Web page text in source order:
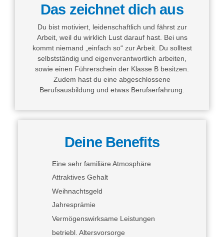
Das zeichnet dich aus
Du bist motiviert, leidenschaftlich und fährst zur
Arbeit, weil du wirklich Lust darauf hast. Bei uns
kommt niemand „einfach so“ zur Arbeit. Du solltest
selbstständig und eigenverantwortlich arbeiten,
sowie einen Führerschein der Klasse B besitzen.
Zudem hast du eine abgeschlossene
Berufsausbildung und etwas Berufserfahrung.
Deine Benefits
Eine sehr familiäre Atmosphäre
Attraktives Gehalt
Weihnachtsgeld
Jahresprämie
Vermögenswirksame Leistungen
betriebl. Altersvorsorge